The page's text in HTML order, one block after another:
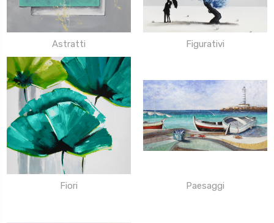
Astratti Figurativi
Fiori Paesaggi